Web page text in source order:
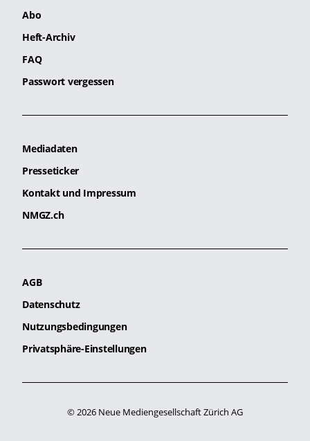
Abo
Heft-Archiv
FAQ
Passwort vergessen
Mediadaten
Presseticker
Kontakt und Impressum
NMGZ.ch
AGB
Datenschutz
Nutzungsbedingungen
Privatsphäre-Einstellungen
© 2026 Neue Mediengesellschaft Zürich AG